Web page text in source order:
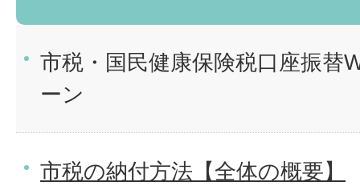
市税・国民健康保険税口座振替
ーン
市税の納付方法【全体の概要】